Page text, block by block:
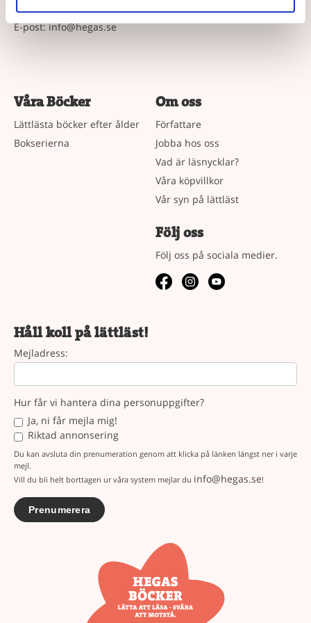
Tel: 042-33 03 40
E-post:info@hegas.se
Våra Böcker
Lättlästa böcker efter ålder
Bokserierna
Om oss
Författare
Jobba hos oss
Vad är läsnycklar?
Våra köpvillkor
Vår syn på lättläst
Följ oss
Följ oss på sociala medier.
Håll koll på lättläst!
Mejladress:
Hur får vi hantera dina personuppgifter?
Ja, ni får mejla mig!
Riktad annonsering
Du kan avsluta din prenumeration genom att klicka på länken längst ner i varje
mejl.
Vill du bli helt borttagen ur våra system mejlar du info@hegas.se!